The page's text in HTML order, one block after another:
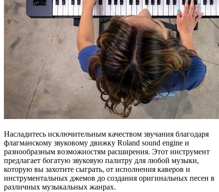
Насладитесь исключительным качеством звучания благодаря
флагманскому звуковому движку Roland sound engine и
разнообразным возможностям расширения. Этот инструмент
предлагает богатую звуковую палитру для любой музыки,
которую вы захотите сыграть, от исполнения каверов и
инструментальных джемов до создания оригинальных песен в
различных музыкальных жанрах.